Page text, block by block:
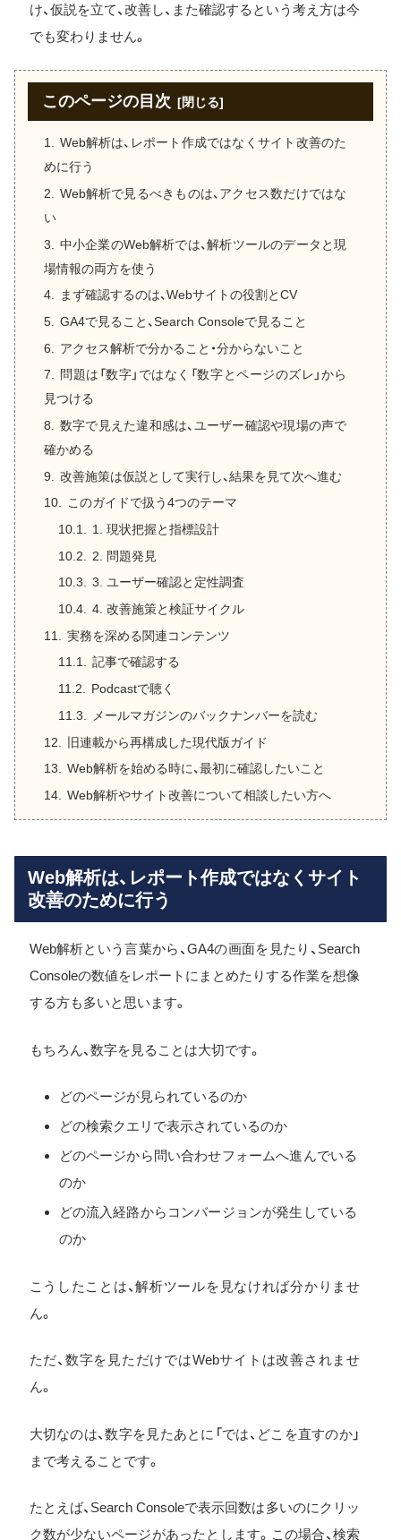
け、仮説を立て、改善し、また確認するという考え方は今
でも変わりません。
このページの目次
Web解析は、レポート作成ではなくサイト改善のた
めに行う
Web解析で見るべきものは、アクセス数だけではな
い
中小企業のWeb解析では、解析ツールのデータと現
場情報の両方を使う
まず確認するのは、Webサイトの役割とCV
GA4で見ること、Search Consoleで見ること
アクセス解析で分かること・分からないこと
問題は「数字」ではなく「数字とページのズレ」から
見つける
数字で見えた違和感は、ユーザー確認や現場の声で
確かめる
改善施策は仮説として実行し、結果を見て次へ進む
このガイドで扱う4つのテーマ
1. 現状把握と指標設計
2. 問題発見
3. ユーザー確認と定性調査
4. 改善施策と検証サイクル
実務を深める関連コンテンツ
記事で確認する
Podcastで聴く
メールマガジンのバックナンバーを読む
旧連載から再構成した現代版ガイド
Web解析を始める時に、最初に確認したいこと
Web解析やサイト改善について相談したい方へ
Web解析は、レポート作成ではなくサイト
改善のために行う
Web解析という言葉から、GA4の画面を見たり、Search
Consoleの数値をレポートにまとめたりする作業を想像
する方も多いと思います。
もちろん、数字を見ることは大切です。
どのページが見られているのか
どの検索クエリで表示されているのか
どのページから問い合わせフォームへ進んでいる
のか
どの流入経路からコンバージョンが発生している
のか
こうしたことは、解析ツールを見なければ分かりませ
ん。
ただ、数字を見ただけではWebサイトは改善されませ
ん。
大切なのは、数字を見たあとに「では、どこを直すのか」
まで考えることです。
たとえば、Search Consoleで表示回数は多いのにクリッ
ク数が少ないページがあったとします。この場合、検索